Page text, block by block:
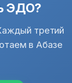
ЭДО?
третий
в Абазе